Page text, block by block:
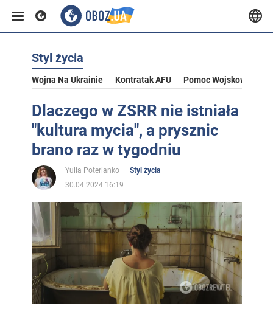
Styl życia
Wojna Na Ukrainie Kontratak AFU Pomoc Wojskowa Dla
Dlaczego w ZSRR nie istniała
"kultura mycia", a prysznic
brano raz w tygodniu
Yulia Poterianko
Styl życia
30.04.2024 16:19